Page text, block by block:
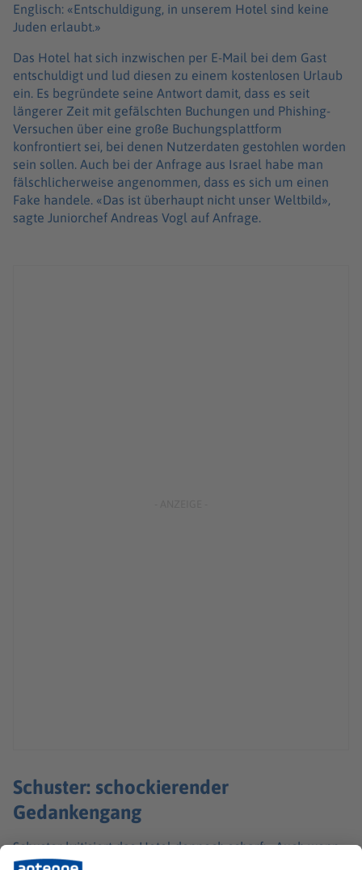
Englisch: «Entschuldigung, in unserem Hotel sind keine
Juden erlaubt.»
Das Hotel hat sich inzwischen per E-Mail bei dem Gast
entschuldigt und lud diesen zu einem kostenlosen Urlaub
ein. Es begründete seine Antwort damit, dass es seit
längerer Zeit mit gefälschten Buchungen und Phishing-
Versuchen über eine große Buchungsplattform
konfrontiert sei, bei denen Nutzerdaten gestohlen worden
sein sollen. Auch bei der Anfrage aus Israel habe man
fälschlicherweise angenommen, dass es sich um einen
Fake handele. «Das ist überhaupt nicht unser Weltbild»,
sagte Juniorchef Andreas Vogl auf Anfrage.
Schuster: schockierender
Gedankengang
Schuster kritisiert das Hotel dennoch scharf: «Auch wenn
ich die Entschuldigung für diese inakzeptable Äußerung